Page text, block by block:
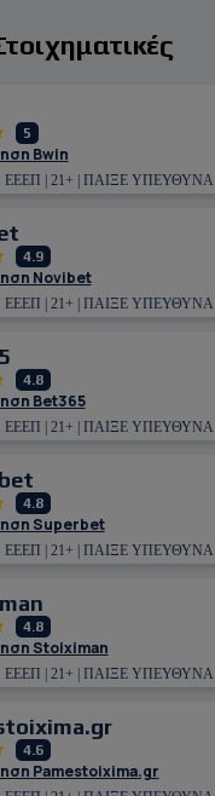
5
Bwin
ΕΕΕΠ | 21+ | ΠΑΙΞΕ ΥΠΕΥΘΥΝΑ
4.9
Novibet
ΕΕΕΠ | 21+ | ΠΑΙΞΕ ΥΠΕΥΘΥΝΑ
4.8
Bet365
ΕΕΕΠ | 21+ | ΠΑΙΞΕ ΥΠΕΥΘΥΝΑ
4.8
Superbet
ΕΕΕΠ | 21+ | ΠΑΙΞΕ ΥΠΕΥΘΥΝΑ
4.8
Stoiximan
ΕΕΕΠ | 21+ | ΠΑΙΞΕ ΥΠΕΥΘΥΝΑ
4.6
Pamestoixima.gr